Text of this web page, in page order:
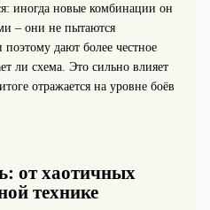
иногда новые комбинации он
– они не пытаются
поэтому дают более честное
ли схема. Это сильно влияет
отражается на уровне боёв
от хаотичных
технике